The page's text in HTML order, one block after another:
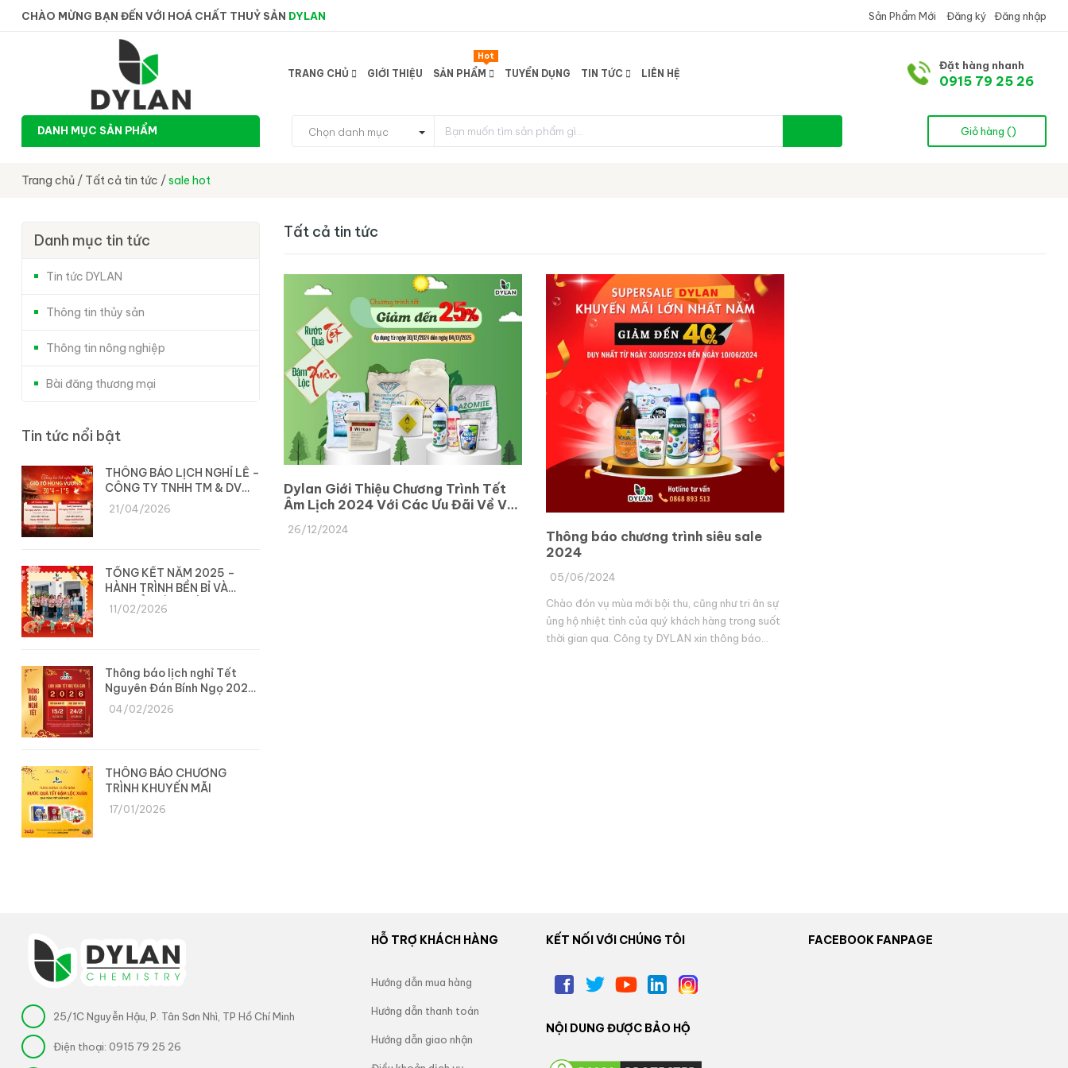
CHÀO MỪNG BẠN ĐẾN VỚI HOÁ CHẤT THUỶ SẢN DYLAN Đăng ký Đăng nhập
Sản Phẩm Mới
TRANG CHỦ GIỚI THIỆU SẢN PHẨM
Hot
TUYỂN DỤNG TIN TỨC LIÊN HỆ
Đặt hàng nhanh
0915 79 25 26
DANH MỤC SẢN PHẨM Chọn danh mục Giỏ hàng ()
Trang chủ / Tất cả tin tức /sale hot
Tất cả tin tức
Dylan Giới Thiệu Chương Trình Tết
Âm Lịch 2024 Với Các Ưu Đãi Về Vật
Tư Thủy Sản
26/12/2024
Thông báo chương trình siêu sale
2024
05/06/2024
Chào đón vụ mùa mới bội thu, cũng như tri ân sự
ủng hộ nhiệt tình của quý khách hàng trong suốt
thời gian qua. Công ty DYLAN xin thông báo
Danh mục tin tức
Tin tức DYLAN
Thông tin thủy sản
Thông tin nông nghiệp
Bài đăng thương mại
Tin tức nổi bật
THÔNG BÁO LỊCH NGHỈ LỄ –
CÔNG TY TNHH TM & DV
DYLAN
21/04/2026
TỔNG KẾT NĂM 2025 –
HÀNH TRÌNH BỀN BỈ VÀ
CHUYỂN MÌNH CÙNG DYLAN
11/02/2026
Thông báo lịch nghỉ Tết
Nguyên Đán Bính Ngọ 2026
– Công ty Dylan
04/02/2026
THÔNG BÁO CHƯƠNG
TRÌNH KHUYẾN MÃI
17/01/2026
25/1C Nguyễn Hậu, P. Tân Sơn Nhì, TP Hồ Chí Minh
Điện thoại: 0915 79 25 26
HỖ TRỢ KHÁCH HÀNG
Hướng dẫn mua hàng
Hướng dẫn thanh toán
Hướng dẫn giao nhận
KẾT NỐI VỚI CHÚNG TÔI
NỘI DUNG ĐƯỢC BẢO HỘ
FACEBOOK FANPAGE